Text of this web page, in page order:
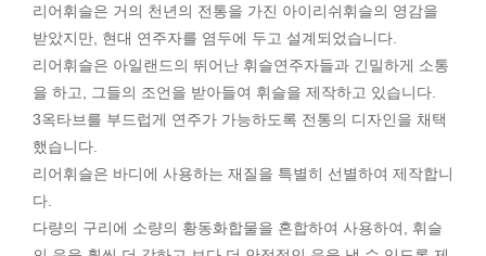
리어휘슬은 거의 천년의 전통을 가진 아이리쉬휘슬의 영감을
받았지만, 현대 연주자를 염두에 두고 설계되었습니다.
리어휘슬은 아일랜드의 뛰어난 휘슬연주자들과 긴밀하게 소통
을 하고, 그들의 조언을 받아들여 휘슬을 제작하고 있습니다.
3옥타브를 부드럽게 연주가 가능하도록 전통의 디자인을 채택
했습니다.
리어휘슬은 바디에 사용하는 재질을 특별히 선별하여 제작합니
다.
다량의 구리에 소량의 황동화합물을 혼합하여 사용하여, 휘슬